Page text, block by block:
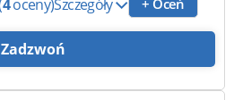
4oceny)Szczegóły + Oceń
Zadzwoń